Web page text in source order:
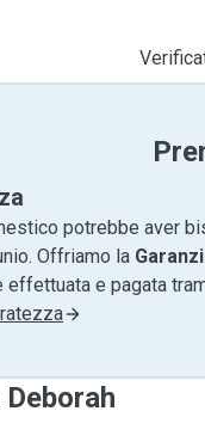
potrebbe aver
Offriamo la
effettuata e pagata